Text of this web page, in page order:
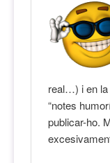
real…) i en la
“notes
publicar-ho.